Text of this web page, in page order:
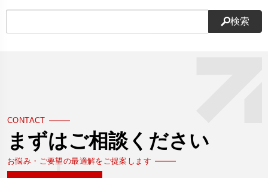
検索
CONTACT
まずはご相談ください
お悩み・ご要望の最適解をご提案します